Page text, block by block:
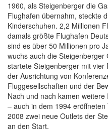
1960, als Steigenberger die
Flughafen übernahm, steckte
Kinderschuhen. 2,2 Millionen
damals größte Flughafen
sind es über 50 Millionen pro
wuchs auch die
startete Steigenberger mit
der Ausrichtung von
Fluggesellschaften und der
Nach und nach kamen
– auch in dem 1994
2008 zwei neue Outlets der
an den Start.